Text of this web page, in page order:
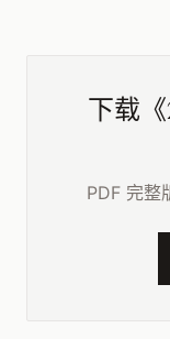
下载
PDF 完整